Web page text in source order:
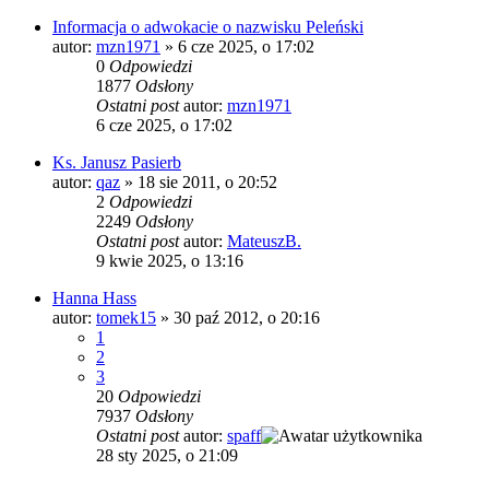
Informacja o adwokacie o nazwisku Peleński
autor: mzn1971 » 6 cze 2025, o 17:02
0 Odpowiedzi
1877 Odsłony
Ostatni postautor: mzn1971
6 cze 2025, o 17:02
Ks. Janusz Pasierb
autor: qaz » 18 sie 2011, o 20:52
2 Odpowiedzi
2249 Odsłony
Ostatni postautor: MateuszB.
9 kwie 2025, o 13:16
Hanna Hass
autor: tomek15 » 30 paź 2012, o 20:16
1
2
3
20 Odpowiedzi
7937 Odsłony
Ostatni postautor: spaff
28 sty 2025, o 21:09